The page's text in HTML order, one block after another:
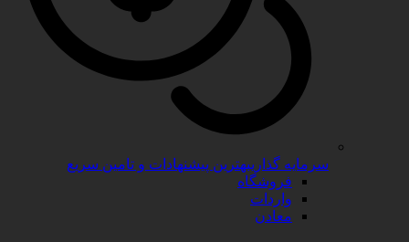
سرمایه گذاریبهترین پیشنهادات و تامین سریع
فروشگاه
واردات
معادن